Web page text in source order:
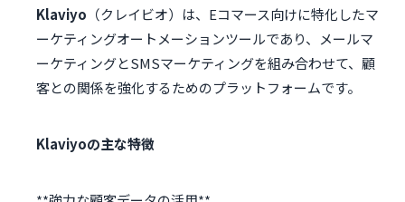
Klaviyo （クレイビオ）は、Eコマース向けに特化したマ
ーケティングオートメーションツールであり、メールマ
ーケティングとSMSマーケティングを組み合わせて、顧
客との関係を強化するためのプラットフォームです。
Klaviyoの主な特徴